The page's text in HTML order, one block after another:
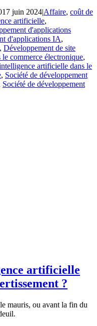
17 juin 2024|Affaire, coût de
artificielle,
d'applications
d'applications IA,
, Développement de site
le commerce électronique,
artificielle dans le
, Société de développement
Société de développement
artificielle
?
mauris, ou avant la fin du